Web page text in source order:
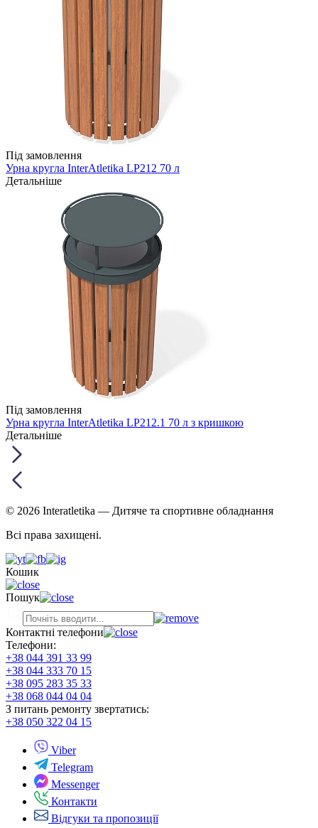
Під замовлення
Урна кругла InterAtletika LP212 70 л
Детальніше
Під замовлення
Урна кругла InterAtletika LP212.1 70 л з кришкою
Детальніше
© 2026 Interatletika — Дитяче та спортивне обладнання
Всі права захищені.
Кошик
Пошук
Контактні телефони
Телефони:
+38 044 391 33 99
+38 044 333 70 15
+38 095 283 35 33
+38 068 044 04 04
З питань ремонту звертатись:
+38 050 322 04 15
Viber
Telegram
Messenger
Контакти
Відгуки та пропозиції